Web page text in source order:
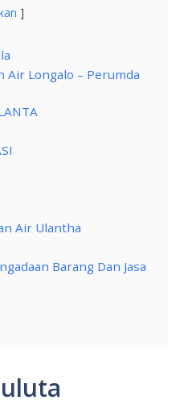
Air Longalo – Perumda
Air Ulantha
Barang Dan Jasa